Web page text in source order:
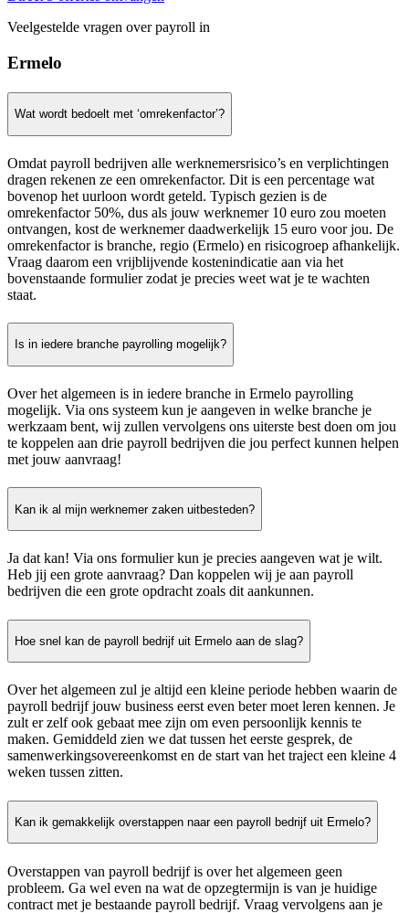
Veelgestelde vragen over payroll in
Ermelo
Wat wordt bedoelt met ‘omrekenfactor’?
Omdat payroll bedrijven alle werknemersrisico’s en verplichtingen
dragen rekenen ze een omrekenfactor. Dit is een percentage wat
bovenop het uurloon wordt geteld. Typisch gezien is de
omrekenfactor 50%, dus als jouw werknemer 10 euro zou moeten
ontvangen, kost de werknemer daadwerkelijk 15 euro voor jou. De
omrekenfactor is branche, regio (Ermelo) en risicogroep afhankelijk.
Vraag daarom een vrijblijvende kostenindicatie aan via het
bovenstaande formulier zodat je precies weet wat je te wachten
staat.
Is in iedere branche payrolling mogelijk?
Over het algemeen is in iedere branche in Ermelo payrolling
mogelijk. Via ons systeem kun je aangeven in welke branche je
werkzaam bent, wij zullen vervolgens ons uiterste best doen om jou
te koppelen aan drie payroll bedrijven die jou perfect kunnen helpen
met jouw aanvraag!
Kan ik al mijn werknemer zaken uitbesteden?
Ja dat kan! Via ons formulier kun je precies aangeven wat je wilt.
Heb jij een grote aanvraag? Dan koppelen wij je aan payroll
bedrijven die een grote opdracht zoals dit aankunnen.
Hoe snel kan de payroll bedrijf uit Ermelo aan de slag?
Over het algemeen zul je altijd een kleine periode hebben waarin de
payroll bedrijf jouw business eerst even beter moet leren kennen. Je
zult er zelf ook gebaat mee zijn om even persoonlijk kennis te
maken. Gemiddeld zien we dat tussen het eerste gesprek, de
samenwerkingsovereenkomst en de start van het traject een kleine 4
weken tussen zitten.
Kan ik gemakkelijk overstappen naar een payroll bedrijf uit Ermelo?
Overstappen van payroll bedrijf is over het algemeen geen
probleem. Ga wel even na wat de opzegtermijn is van je huidige
contract met je bestaande payroll bedrijf. Vraag vervolgens aan je